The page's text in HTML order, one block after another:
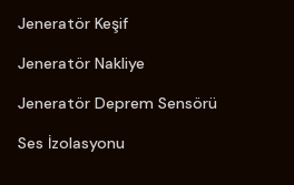
Jeneratör Keşif
Jeneratör Nakliye
Jeneratör Deprem Sensörü
Ses İzolasyonu